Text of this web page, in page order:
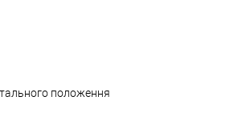
положення